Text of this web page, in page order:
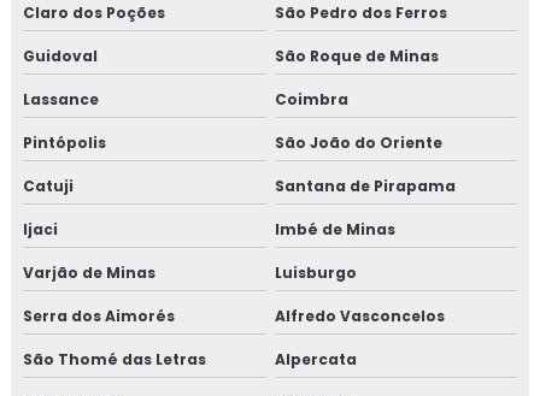
Claro dos Poções São Pedro dos Ferros
Guidoval São Roque de Minas
Lassance Coimbra
Pintópolis São João do Oriente
Catuji Santana de Pirapama
Ijaci Imbé de Minas
Varjão de Minas Luisburgo
Serra dos Aimorés Alfredo Vasconcelos
São Thomé das Letras Alpercata